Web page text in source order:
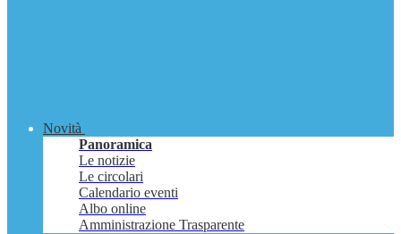
Novità
Panoramica
Le notizie
Le circolari
Calendario eventi
Albo online
Amministrazione Trasparente